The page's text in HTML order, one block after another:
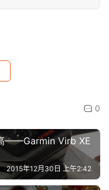
0
——Garmin Virb XE
2015年12月30日 上午2:42